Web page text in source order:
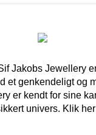
Jakobs Jewellery
et genkendeligt og
er kendt for sine
univers. Klik